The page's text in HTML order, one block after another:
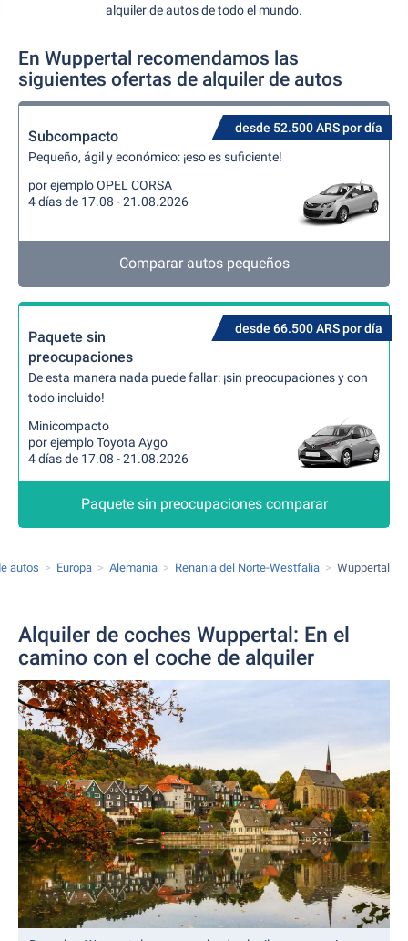
alquiler de autos de todo el mundo.
En Wuppertal recomendamos las
siguientes ofertas de alquiler de autos
desde 52.500 ARS por día
Subcompacto
Pequeño, ágil y económico: ¡eso es suficiente!
por ejemplo OPEL CORSA
4 días de 17.08 - 21.08.2026
Comparar autos pequeños
desde 66.500 ARS por día
Paquete sin
preocupaciones
De esta manera nada puede fallar: ¡sin preocupaciones y con
todo incluido!
Minicompacto
por ejemplo Toyota Aygo
4 días de 17.08 - 21.08.2026
Paquete sin preocupaciones comparar
autos Europa Alemania Renania del Norte-Westfalia Wuppertal
Alquiler de coches Wuppertal: En el
camino con el coche de alquiler